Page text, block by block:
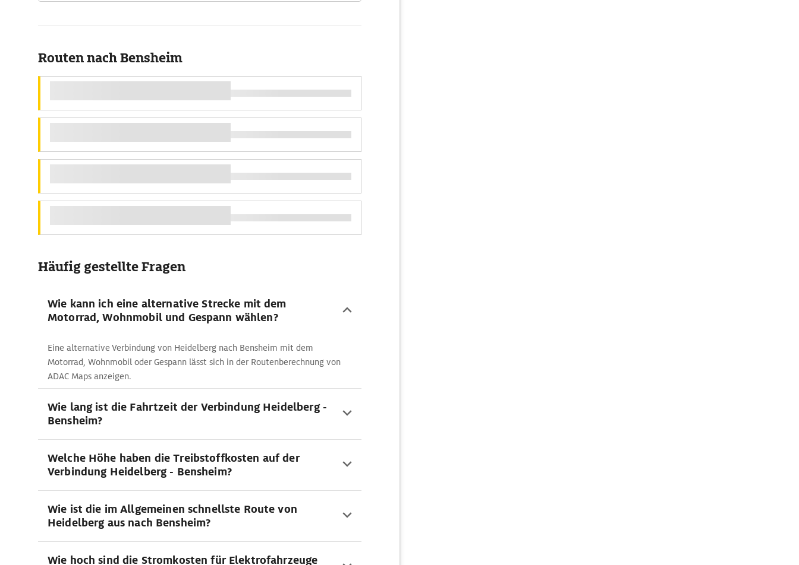
Routen nach Bensheim
Häufig gestellte Fragen
Wie kann ich eine alternative Strecke mit dem
Motorrad, Wohnmobil und Gespann wählen?
Eine alternative Verbindung von Heidelberg nach Bensheim mit dem
Motorrad, Wohnmobil oder Gespann lässt sich in der Routenberechnung von
ADAC Maps anzeigen.
Wie lang ist die Fahrtzeit der Verbindung Heidelberg -
Bensheim?
Welche Höhe haben die Treibstoffkosten auf der
Verbindung Heidelberg - Bensheim?
Wie ist die im Allgemeinen schnellste Route von
Heidelberg aus nach Bensheim?
Wie hoch sind die Stromkosten für Elektrofahrzeuge